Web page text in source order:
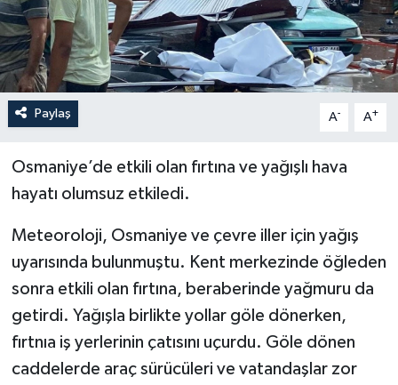
Paylaş A- A+
Osmaniye’de etkili olan fırtına ve yağışlı hava
hayatı olumsuz etkiledi.
Meteoroloji, Osmaniye ve çevre iller için yağış
uyarısında bulunmuştu. Kent merkezinde öğleden
sonra etkili olan fırtına, beraberinde yağmuru da
getirdi. Yağışla birlikte yollar göle dönerken,
fırtnıa iş yerlerinin çatısını uçurdu. Göle dönen
caddelerde araç sürücüleri ve vatandaşlar zor